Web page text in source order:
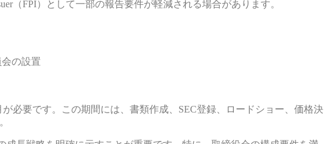
（FPI）として一部の報告要件が軽減される場合があります。
の設置
必要です。この期間には、書類作成、SEC登録、ロードショー、価格決